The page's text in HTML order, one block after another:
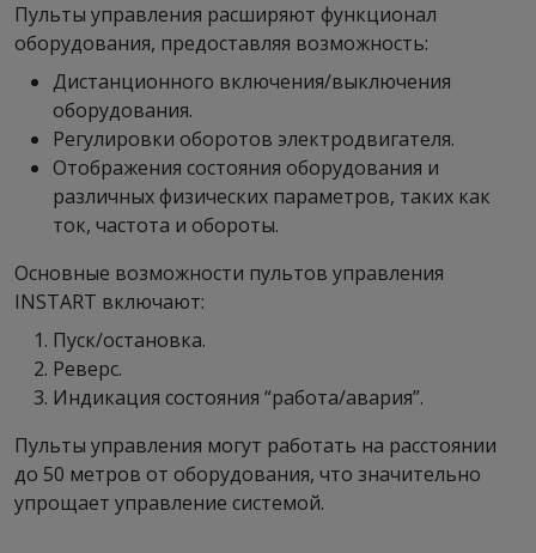
Пульты управления расширяют функционал
оборудования, предоставляя возможность:
Дистанционного включения/выключения
оборудования.
Регулировки оборотов электродвигателя.
Отображения состояния оборудования и
различных физических параметров, таких как
ток, частота и обороты.
Основные возможности пультов управления
INSTART включают:
Пуск/остановка.
Реверс.
Индикация состояния “работа/авария”.
Пульты управления могут работать на расстоянии
до 50 метров от оборудования, что значительно
упрощает управление системой.